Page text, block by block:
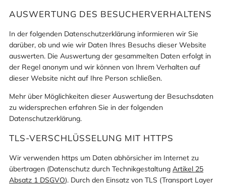
AUSWERTUNG DES BESUCHERVERHALTENS
In der folgenden Datenschutzerklärung informieren wir Sie
darüber, ob und wie wir Daten Ihres Besuchs dieser Website
auswerten. Die Auswertung der gesammelten Daten erfolgt in
der Regel anonym und wir können von Ihrem Verhalten auf
dieser Website nicht auf Ihre Person schließen.
Mehr über Möglichkeiten dieser Auswertung der Besuchsdaten
zu widersprechen erfahren Sie in der folgenden
Datenschutzerklärung.
TLS-VERSCHLÜSSELUNG MIT HTTPS
Wir verwenden https um Daten abhörsicher im Internet zu
übertragen (Datenschutz durch Technikgestaltung Artikel 25
Absatz 1 DSGVO). Durch den Einsatz von TLS (Transport Layer